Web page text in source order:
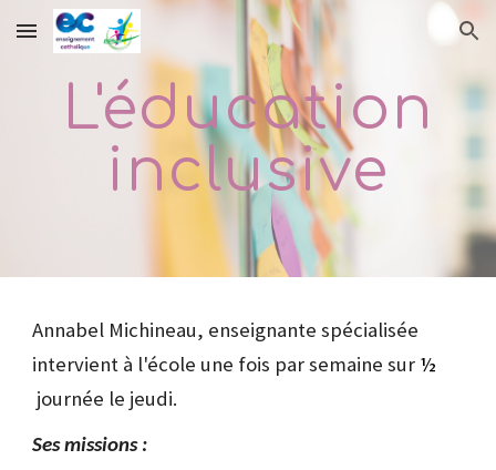
Skip to main content Skip to navigation
L'éducation
inclusive
Annabel Michineau, enseignante spécialisée
intervient à l'école une fois par semaine sur ½
journée le jeudi.
Ses missions :